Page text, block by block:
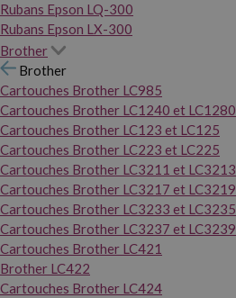
Rubans Epson LQ-300
Rubans Epson LX-300
Brother
Brother
Cartouches Brother LC985
Cartouches Brother LC1240 et LC1280
Cartouches Brother LC123 et LC125
Cartouches Brother LC223 et LC225
Cartouches Brother LC3211 et LC3213
Cartouches Brother LC3217 et LC3219
Cartouches Brother LC3233 et LC3235
Cartouches Brother LC3237 et LC3239
Cartouches Brother LC421
Brother LC422
Cartouches Brother LC424